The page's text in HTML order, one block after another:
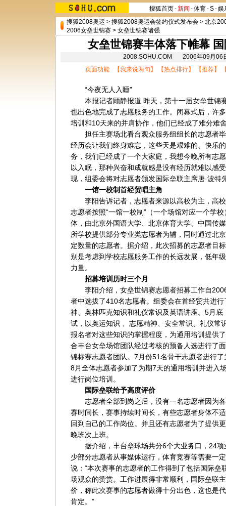
搜狐首页-新闻 -体育-S-娱
搜狐2008奥运 > 搜狐2008奥运会签约仪式发布会 > 北京
2006女垒世锦赛 > 女垒世锦赛诸强
女垒世锦赛丰体落下帷幕
2008.SOHU.COM 2006年09月
页面功能 【我来说两句 】 【热点排行】 【推荐】
“今夜无人入睡”
本报记者顾静报道 昨天，第十一届女垒世锦
也出色地完成了志愿服务的工作。闭幕式后，许
培训和10天来的并肩协作，他们已经成了难分难
担任主赛场北看台观众服务组组长的志愿者毕
经历会让我们终身难忘，这些天是艰难的、快乐
务，我们已经成了一个大家庭，我想今晚所有志
以入眠，那种兴奋和成就感是没有经历就难以感
现，组委会将对志愿者颁发国际垒联主席唐·波特
一馆一校制首经贸唱主角
李阳告诉记者，志愿者来源以高校为主，高校
志愿者按照“一馆一校制”（一个场馆对应一个学
体，由北京外国语大学、北京体育大学、 中国传
所学校提供部分专业类志愿者为辅，同时通过北
定数量的志愿者。据介绍，此次招募的志愿者目
别是考虑到学校志愿服务工作的长远发展，低年
力量。
招募培训历时三个月
李阳介绍，女垒世锦赛志愿者招募工作自
者中选拔了410名志愿者。组委会在首经贸共进
神、奥林匹克知识和礼仪常识及英语讲座。5月
试，以奥运知识 、志愿精神、安全常识、礼仪常
报名者对这些知识的掌握程度，为通用培训提供
合丰台女垒场馆团队经过考核的预备人选进行了
锦标赛志愿者团队。7月份51名骨干志愿者进行
8月全体志愿者参加了为期7天的通用培训并进入
进行岗位培训。
国际垒联给予高度评价
志愿者全部到岗之后，没有一名志愿者因为各
赛时间长，赛事持续时间长，有些志愿者身体不
回到自己的工作岗位。并且还有志愿者为了提供
晚班次上班。
据介绍，丰台垒球场共分6个大业务口，24项
少部分志愿者从事媒体运行，体育竞赛等需要一
说：“本次赛事的志愿者的工作得到了包括国际垒
场观众的赞赏。工作进展得非常顺利，国际垒联
价，称此次赛事的志愿者做得十分出色，这也是
肯定。”